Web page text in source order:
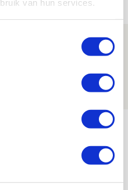
van hun services.
naar uitduel